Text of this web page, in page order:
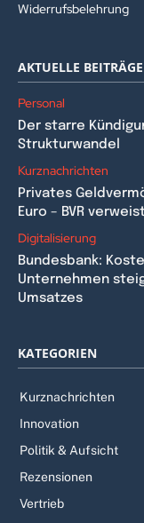
Widerrufsbelehrung
AKTUELLE BEITRÄGE
Personal
Der starre
Strukturwandel
Kurznachrichten
Privates
Euro – BVR
Digitalisierung
Bundesbank:
Unternehmen
Umsatzes
KATEGORIEN
Kurznachrichten
Innovation
Politik & Aufsicht
Rezensionen
Vertrieb